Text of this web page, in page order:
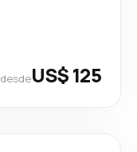
desdeUS$ 125